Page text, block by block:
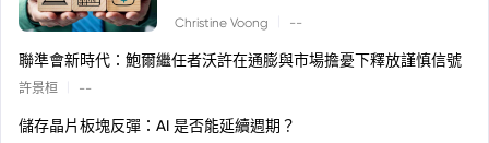
Christine Voong --
聯準會新時代：鮑爾繼任者沃許在通膨與市場擔憂下釋放謹慎信號
許景桓 --
儲存晶片板塊反彈：AI 是否能延續週期？